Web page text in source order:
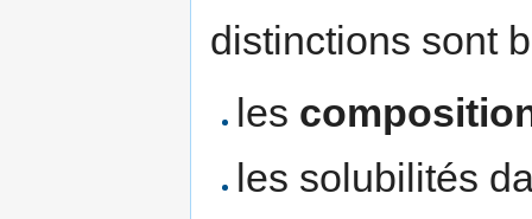
distinctions sont
les
les solubilités